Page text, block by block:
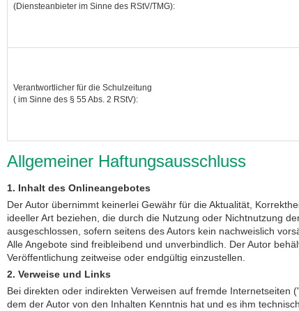
(Diensteanbieter im Sinne des RStV/TMG):
Verantwortlicher für die Schulzeitung
( im Sinne des § 55 Abs. 2 RStV):
Allgemeiner Haftungsausschluss
1. Inhalt des Onlineangebotes
Der Autor übernimmt keinerlei Gewähr für die Aktualität,
ideeller Art beziehen, die durch die Nutzung oder Nichtnutzung
ausgeschlossen, sofern seitens des Autors kein nachweislich
Alle Angebote sind freibleibend und unverbindlich. Der Autor
Veröffentlichung zeitweise oder endgültig einzustellen.
2. Verweise und Links
Bei direkten oder indirekten Verweisen auf fremde
dem der Autor von den Inhalten Kenntnis hat und es ihm